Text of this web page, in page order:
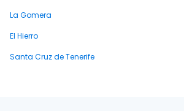
La Gomera
El Hierro
Santa Cruz de Tenerife